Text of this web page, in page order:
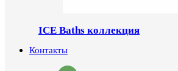
ICE Baths коллекция
Контакты